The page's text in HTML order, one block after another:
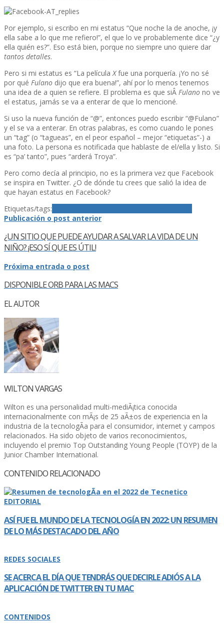
Por ejemplo, si escribo en mi estatus “Que noche la de anoche, ¡y
ella sabe a lo que me refiero!”, el que lo ve probablemente dice “¿y
ella quién es?”. Eso está bien, porque no siempre uno quiere dar
tantos detalles.
Pero si mi estatus es “La pelí­culaXfue una porquerí­a. ¡Yo no sé
por qué Fulano dijo que era buena!”, ahí­ por lo menos tenemos
una idea de a quien se refiere. El problema es que siÂ Fulano no ve
el estatus, jamás se va a enterar de que lo mencioné.
Si uso la nueva función de “@”, entonces puedo escribir “@Fulano”
y el se va a enterar. En otras palabras, es como cuando le pones
un “tag” (o “tagueas”, en el peor español – mejor “etiquetas”-) a
una foto. La persona es notificada que hablaste de el/ella y listo. Si
es “pa’ tanto”, pues “arderá Troya”.
Pero como decí­a al principio, no es la primera vez que Facebook
se inspira en Twitter. ¿O de dónde tu crees que salió la idea de
que hayan estatus en Facebook?
Etiquetas/tags:
Publicación o post anterior
¿UN SITIO QUE PUEDE AYUDAR A SALVAR LA VIDA DE UN
NIÑO? ¡ESO SÍ­ QUE ES ÚTIL!
Próxima entrada o post
DISPONIBLE ORB PARA LAS MACS
EL AUTOR
WILTON VARGAS
Wilton es una personalidad multi-mediÃ¡tica conocida
internacionalmente con mÃ¡s de 25 aÃ±os de experiencia en la
industria de la tecnologÃ­a para el consumidor, internet y campos
relacionados. Ha sido objeto de varios reconocimientos,
incluyendo el premio Top Outstanding Young People (TOYP) de la
Junior Chamber International.
CONTENIDO RELACIONADO
EDITORIAL
ASÍ­ FUE EL MUNDO DE LA TECNOLOGÍ­A EN 2022: UN RESUMEN
DE LO MÁS DESTACADO DEL AÑO
REDES SOCIALES
SE ACERCA EL DÍ­A QUE TENDRÁS QUE DECIRLE ADIÓS A LA
APLICACIÓN DE TWITTER EN TU MAC
CONTENIDOS